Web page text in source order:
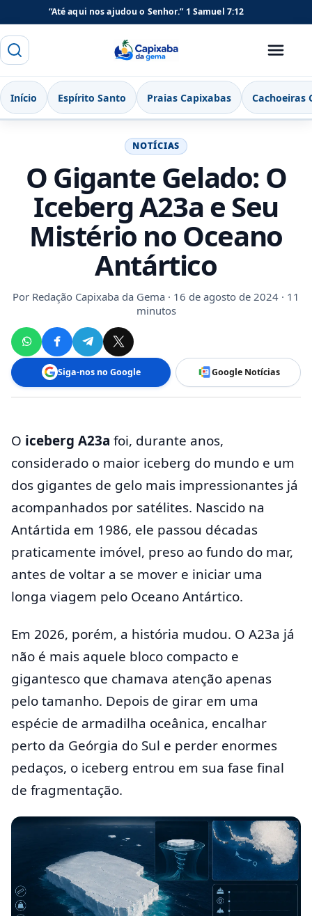
“Até aqui nos ajudou o Senhor.” 1 Samuel 7:12
Buscar Capixaba da Gema
Menu
Início Espírito Santo Praias Capixabas Cachoeiras
NOTÍCIAS
O Gigante Gelado: O
Iceberg A23a e Seu
Mistério no Oceano
Antártico
Por Redação Capixaba da Gema · 16 de agosto de 2024 · 11
minutos
Siga-nos no Google Google Notícias
O iceberg A23a foi, durante anos,
considerado o maior iceberg do mundo e um
dos gigantes de gelo mais impressionantes já
acompanhados por satélites. Nascido na
Antártida em 1986, ele passou décadas
praticamente imóvel, preso ao fundo do mar,
antes de voltar a se mover e iniciar uma
longa viagem pelo Oceano Antártico.
Em 2026, porém, a história mudou. O A23a já
não é mais aquele bloco compacto e
gigantesco que chamava atenção apenas
pelo tamanho. Depois de girar em uma
espécie de armadilha oceânica, encalhar
perto da Geórgia do Sul e perder enormes
pedaços, o iceberg entrou em sua fase final
de fragmentação.